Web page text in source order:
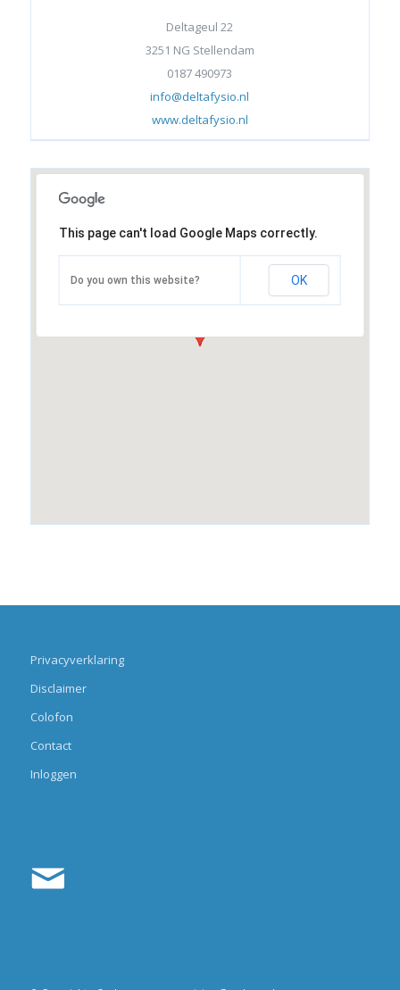
Deltageul 22
3251 NG Stellendam
0187 490973
info@deltafysio.nl
www.deltafysio.nl
This page can't load Google Maps correctly.
Do you own this website? OK
Privacyverklaring
Disclaimer
Colofon
Contact
Inloggen